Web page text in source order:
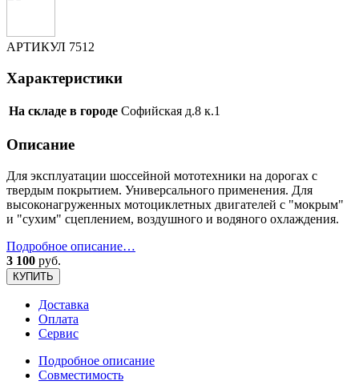
АРТИКУЛ 7512
Характеристики
На складе в городе Софийская д.8 к.1
Описание
Для эксплуатации шоссейной мототехники на дорогах с
твердым покрытием. Универсального применения. Для
высоконагруженных мотоциклетных двигателей с "мокрым"
и "сухим" сцеплением, воздушного и водяного охлаждения.
Подробное описание…
3 100 руб.
КУПИТЬ
Доставка
Оплата
Сервис
Подробное описание
Совместимость